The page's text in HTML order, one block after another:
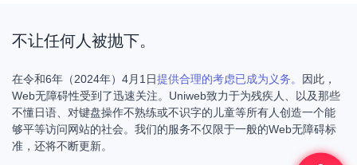
不让任何人被抛下。
在令和6年（2024年）4月1日提供合理的考虑已成为义务。 因此，
Web无障碍性受到了迅速关注。Uniweb致力于为残疾人、以及那些
不懂日语、对键盘操作不熟练或不识字的儿童等所有人创造一个能
够平等访问网站的社会。我们的服务不仅限于一般的Web无障碍标
准，还将不断更新。